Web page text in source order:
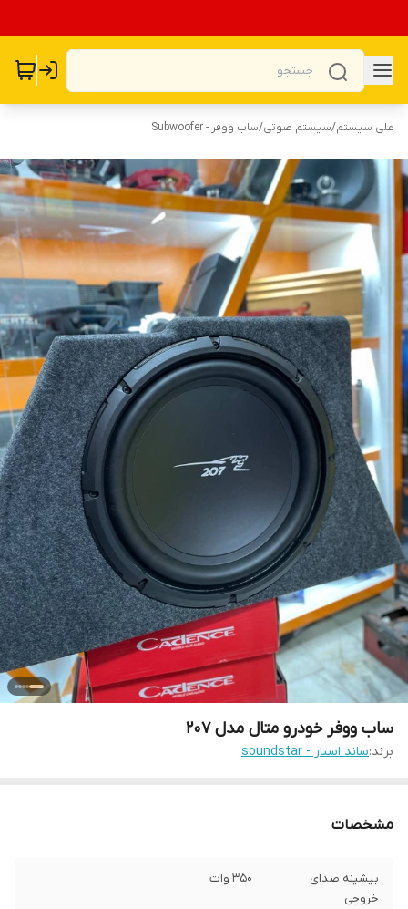
علی سیستم/سیستم صوتی/ساب ووفر - Subwoofer
ساب ووفر خودرو متال مدل 207
برند:ساند استار - soundstar
مشخصات
بیشینه صدای
خروجی
350 وات